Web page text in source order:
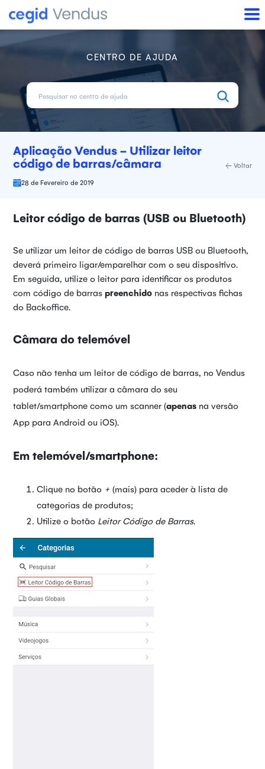
CENTRO DE AJUDA
Aplicação Vendus - Utilizar leitor
código de barras/câmara
28 de Fevereiro de 2019
Voltar
Leitor código de barras (USB ou Bluetooth)
Se utilizar um leitor de código de barras USB ou Bluetooth,
deverá primeiro ligar/emparelhar com o seu dispositivo.
Em seguida, utilize o leitor para identificar os produtos
com código de barraspreenchido nas respectivas fichas
do Backoffice.
Câmara do telemóvel
Caso não tenha um leitor de código de barras, no Vendus
poderá também utilizar a câmara do seu
tablet/smartphone como um scanner (apenas na versão
App para Android ou iOS).
Em telemóvel/smartphone:
Clique no botão + (mais) para aceder à lista de
categorias de produtos;
Utilize o botão Leitor Código de Barras.